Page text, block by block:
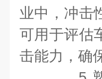
业中，冲击
可用于评估
击能力，确